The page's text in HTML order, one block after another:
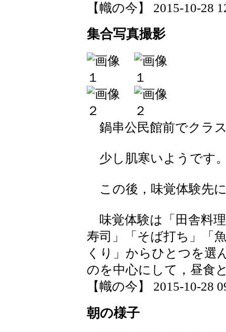
【幟の今】 2015-10-28
集合写真撮影
鍋串公民館前でクラ
少し肌寒いようです
この後，味覚体験先
味覚体験は「田舎料
寿司」「そば打ち」「
くり」からひとつを選
のを中心にして，昼食
【幟の今】 2015-10-28
朝の様子